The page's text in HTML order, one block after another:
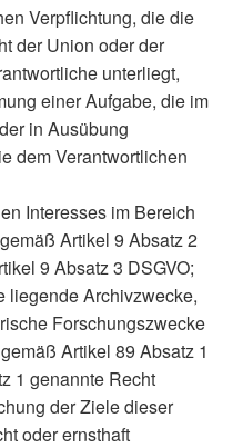
Verpflichtung, die die
der Union oder der
unterliegt,
einer Aufgabe, die im
in Ausübung
dem Verantwortlichen
Interesses im Bereich
Artikel 9 Absatz 2
9 Absatz 3 DSGVO;
liegende Archivzwecke,
Forschungszwecke
Artikel 89 Absatz 1
1 genannte Recht
der Ziele dieser
oder ernsthaft